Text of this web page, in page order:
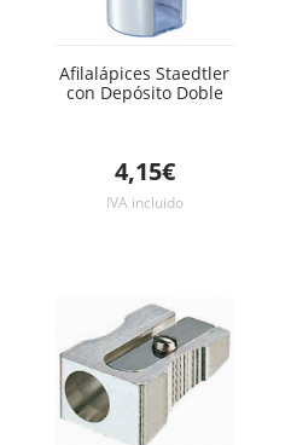
Afilalápices Staedtler
con Depósito Doble
4,15€
IVA incluido